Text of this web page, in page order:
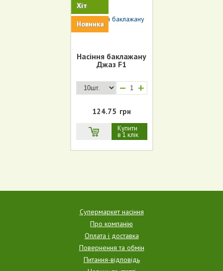
Хіт
Новинка
Насіння баклажану
Джаз F1
+
124.75 грн
Купити
в 1 клік
Супермаркет насіння
Про компанію
Оплата і доставка
Повернення та обмін
Питання-відповідь